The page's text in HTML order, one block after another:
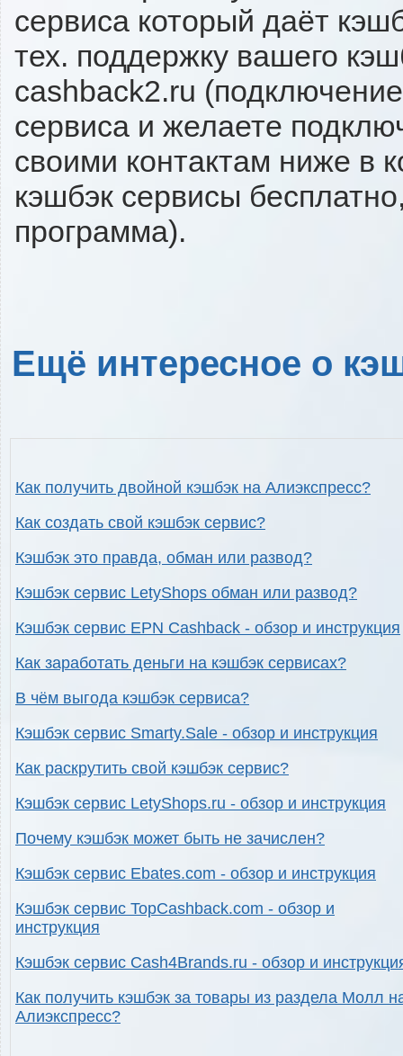
сервиса который даёт
тех. поддержку вашего
cashback2.ru
сервиса и желаете
своими контактам ниже в
кэшбэк сервисы
программа).
Ещё интересное о
Как получить двойной кэшбэк на Алиэкспресс?
Как создать свой кэшбэк сервис?
Кэшбэк это правда, обман или развод?
Кэшбэк сервис LetyShops обман или развод?
Кэшбэк сервис EPN Cashback - обзор и инструкция
Как заработать деньги на кэшбэк сервисах?
В чём выгода кэшбэк сервиса?
Кэшбэк сервис Smarty.Sale - обзор и инструкция
Как раскрутить свой кэшбэк сервис?
Кэшбэк сервис LetyShops.ru - обзор и инструкция
Почему кэшбэк может быть не зачислен?
Кэшбэк сервис Ebates.com - обзор и инструкция
Кэшбэк сервис TopCashback.com - обзор и
инструкция
Кэшбэк сервис Cash4Brands.ru - обзор и
Как получить кэшбэк за товары из раздела Молл
Алиэкспресс?